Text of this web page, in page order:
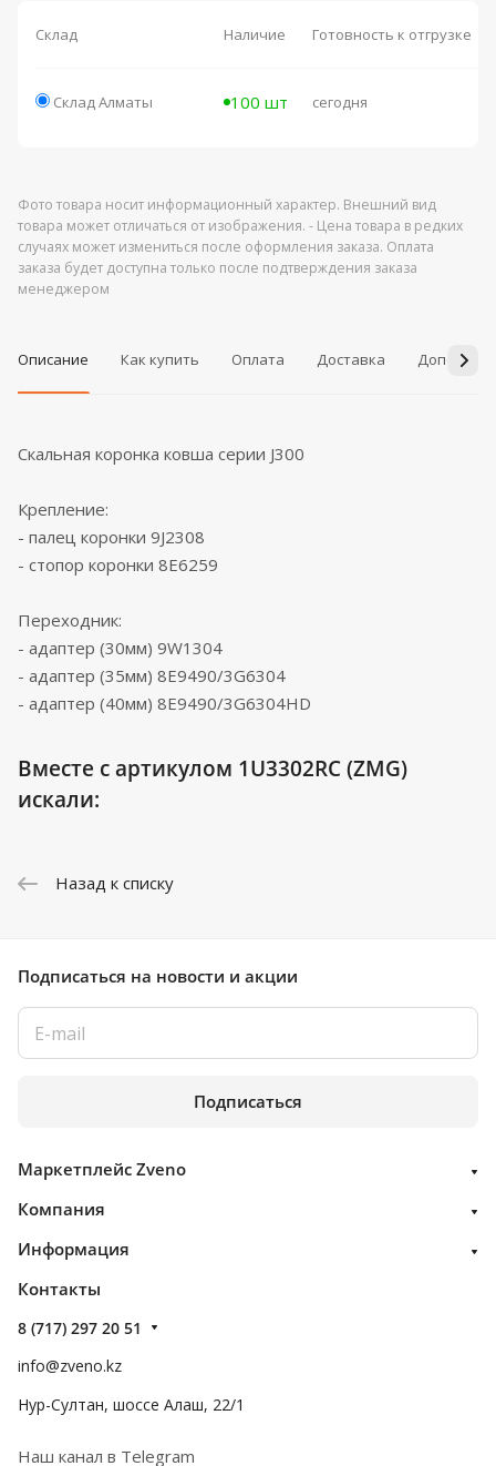
Склад Наличие Готовность к отгрузке
Склад Алматы 100 шт сегодня
Фото товара носит информационный характер. Внешний вид
товара может отличаться от изображения. - Цена товара в редких
случаях может измениться после оформления заказа. Оплата
заказа будет доступна только после подтверждения заказа
менеджером
Описание Как купить Оплата Доставка
Скальная коронка ковша серии J300
Крепление:
- палец коронки 9J2308
- стопор коронки 8E6259
Переходник:
- адаптер (30мм) 9W1304
- адаптер (35мм) 8E9490/3G6304
- адаптер (40мм) 8E9490/3G6304HD
Вместе с артикулом 1U3302RC (ZMG)
искали:
Назад к списку
Подписаться на новости и акции
Подписаться
Маркетплейс Zveno
Компания
Информация
Контакты
8 (717) 297 20 51
info@zveno.kz
Нур-Султан, шоссе Алаш, 22/1
Наш канал в Telegram